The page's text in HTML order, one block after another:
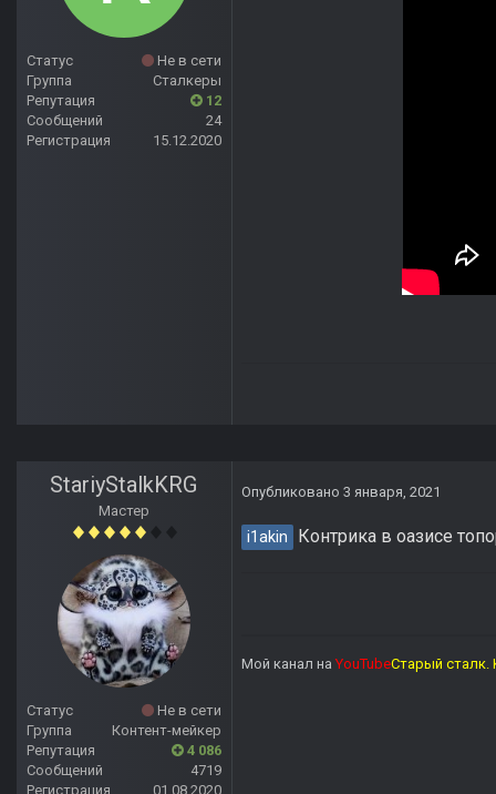
Статус
Не в сети
Группа
Сталкеры
Репутация
12
Сообщений
24
Регистрация
15.12.2020
StariyStalkKRG
Мастер
Статус
Не в сети
Группа
Контент-мейкер
Репутация
4 086
Сообщений
4719
Регистрация
01.08.2020
Опубликовано 3 января, 2021
i1akin Контрика в оазисе
Мой канал наYouTubeСтарый сталк.